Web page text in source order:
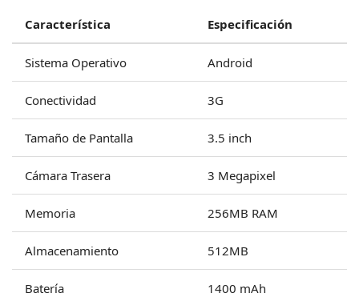
Característica Especificación
Sistema Operativo Android
Conectividad 3G
Tamaño de Pantalla 3.5 inch
Cámara Trasera 3 Megapixel
Memoria 256MB RAM
Almacenamiento 512MB
Batería 1400 mAh